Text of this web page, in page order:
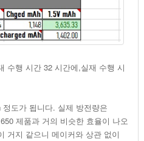
수행 시간 32 시간에,실재 수행 시
도가 됩니다. 실제 방전량은
제품과 거의 비슷한 효율이 나오
거지 같으니 메이커와 상관 없이